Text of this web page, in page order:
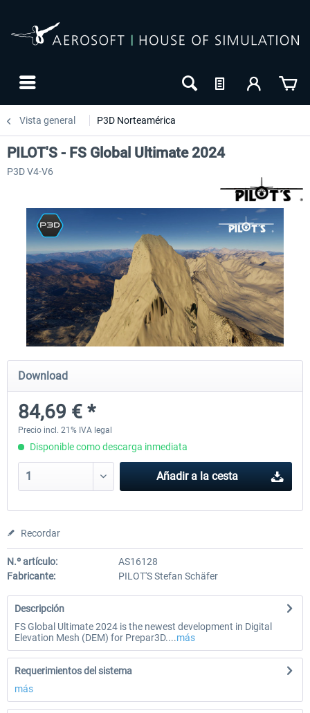
Vista general P3D Norteamérica
PILOT'S - FS Global Ultimate 2024
84,69 € *
US Cities X - Chicago
PILOT'S - FS Global Ultimate 2024
P3D V4-V6
Download
84,69 € *
Precio incl. 21% IVA legal
Disponible como descarga inmediata
Añadir a la cesta
Recordar
N.º artículo:
AS16128
Fabricante:
PILOT'S Stefan Schäfer
Descripción
FS Global Ultimate 2024 is the newest development in Digital
Elevation Mesh (DEM) for Prepar3D....más
Requerimientos del sistema
más